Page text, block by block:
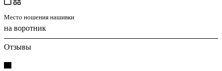
Место ношения нашивки
на воротник
Отзывы